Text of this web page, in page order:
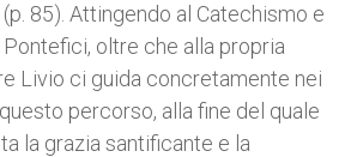
85). Attingendo al Catechismo e
oltre che alla propria
Livio ci guida concretamente nei
percorso, alla fine del quale
la grazia santificante e la